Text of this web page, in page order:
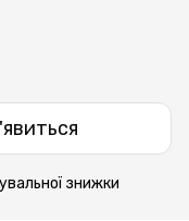
знижки